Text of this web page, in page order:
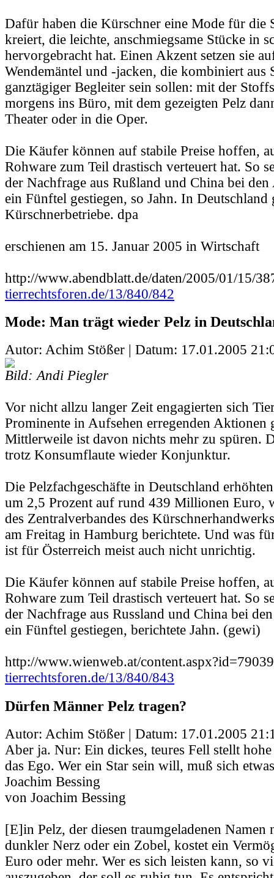
Dafür haben die Kürschner eine Mode für die
kreiert, die leichte, anschmiegsame Stücke in
hervorgebracht hat. Einen Akzent setzen sie
Wendemäntel und -jacken, die kombiniert aus
ganztägiger Begleiter sein sollen: mit der
morgens ins Büro, mit dem gezeigten Pelz
Theater oder in die Oper.
Die Käufer können auf stabile Preise hoffen,
Rohware zum Teil drastisch verteuert hat. So
der Nachfrage aus Rußland und China bei
ein Fünftel gestiegen, so Jahn. In
Kürschnerbetriebe. dpa
erschienen am 15. Januar 2005 in Wirtschaft
http://www.abendblatt.de/daten/2005/01/15/
tierrechtsforen.de/13/840/842
Mode: Man trägt wieder Pelz in
Autor: Achim Stößer | Datum: 17.01.2005
Bild: Andi Piegler
Vor nicht allzu langer Zeit engagierten sich
Prominente in Aufsehen erregenden Aktionen
Mittlerweile ist davon nichts mehr zu spüren.
trotz Konsumflaute wieder Konjunktur.
Die Pelzfachgeschäfte in Deutschland
um 2,5 Prozent auf rund 439 Millionen Euro,
des Zentralverbandes des
am Freitag in Hamburg berichtete. Und was
ist für Österreich meist auch nicht unrichtig.
Die Käufer können auf stabile Preise hoffen,
Rohware zum Teil drastisch verteuert hat. So
der Nachfrage aus Russland und China bei
ein Fünftel gestiegen, berichtete Jahn. (gewi)
http://www.wienweb.at/
tierrechtsforen.de/13/840/843
Dürfen Männer Pelz tragen?
Autor: Achim Stößer | Datum: 17.01.2005
Aber ja. Nur: Ein dickes, teures Fell stellt
das Ego. Wer ein Star sein will, muß sich
Joachim Bessing
von Joachim Bessing
[E]in Pelz, der diesen traumgeladenen Namen
dunkler Nerz oder ein Zobel, kostet ein
Euro oder mehr. Wer es sich leisten kann, so